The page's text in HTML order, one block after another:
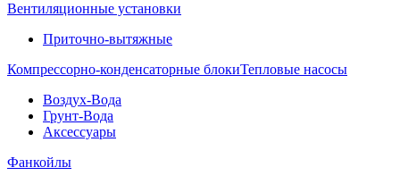
Вентиляционные установки
Приточно-вытяжные
Компрессорно-конденсаторные блокиТепловые насосы
Воздух-Вода
Грунт-Вода
Аксессуары
Фанкойлы